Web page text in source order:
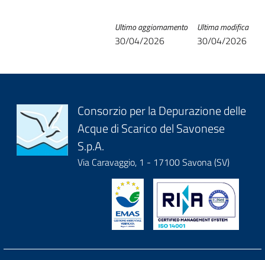
Ultima modifica
30/04/2026
Ultimo aggiornamento
30/04/2026
Block
it-
block-
logoeintestazionedelsito
Consorzio per la Depurazione delle
Acque di Scarico del Savonese
S.p.A.
Via Caravaggio, 1 - 17100 Savona (SV)